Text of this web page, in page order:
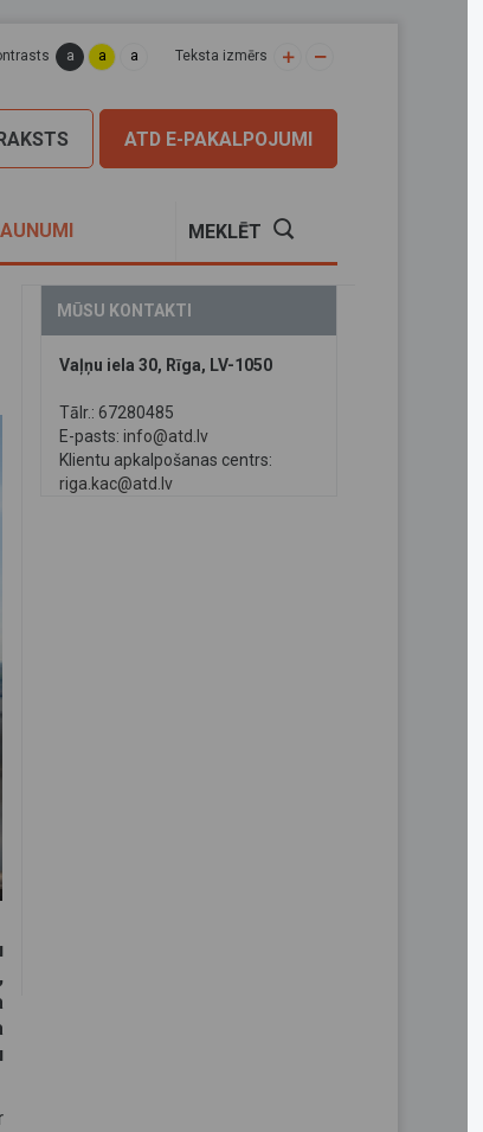
a a a Teksta izmērs
ATD E-PAKALPOJUMI
MEKLĒT
MŪSU KONTAKTI
Vaļņu iela 30, Rīga, LV-1050
Tālr.: 67280485
E-pasts: info@atd.lv
Klientu apkalpošanas centrs:
riga.kac@atd.lv